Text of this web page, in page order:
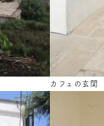
カフェの玄関